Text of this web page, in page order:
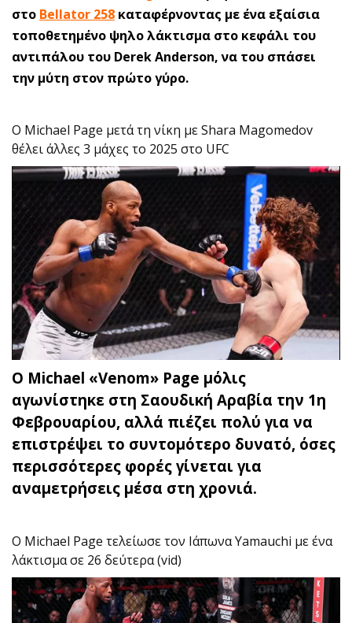
στο Bellator 258 καταφέρνοντας με ένα εξαίσια
τοποθετημένο ψηλο λάκτισμα στο κεφάλι του
αντιπάλου του Derek Anderson, να του σπάσει
την μύτη στον πρώτο γύρο.
Ο Michael Page μετά τη νίκη με Shara Magomedov
θέλει άλλες 3 μάχες το 2025 στο UFC
Ο Michael «Venom» Page μόλις
αγωνίστηκε στη Σαουδική Αραβία την 1η
Φεβρουαρίου, αλλά πιέζει πολύ για να
επιστρέψει το συντομότερο δυνατό, όσες
περισσότερες φορές γίνεται για
αναμετρήσεις μέσα στη χρονιά.
Ο Michael Page τελείωσε τον Ιάπωνα Yamauchi με ένα
λάκτισμα σε 26 δεύτερα (vid)